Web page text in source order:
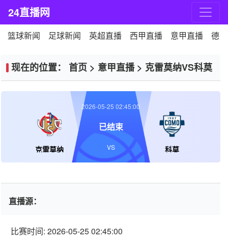
24直播网
篮球新闻 足球新闻 英超直播 西甲直播 意甲直播 德
现在的位置： 首页 > 意甲直播> 克雷莫纳VS科莫
克雷莫纳 科莫
2026-05-25 02:45:00
已结束
VS
直播源：
比赛时间: 2026-05-25 02:45:00